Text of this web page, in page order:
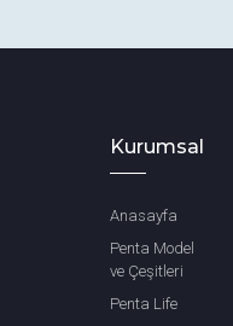
Kurumsal
Anasayfa
Penta Model
ve Çeşitleri
Penta Life